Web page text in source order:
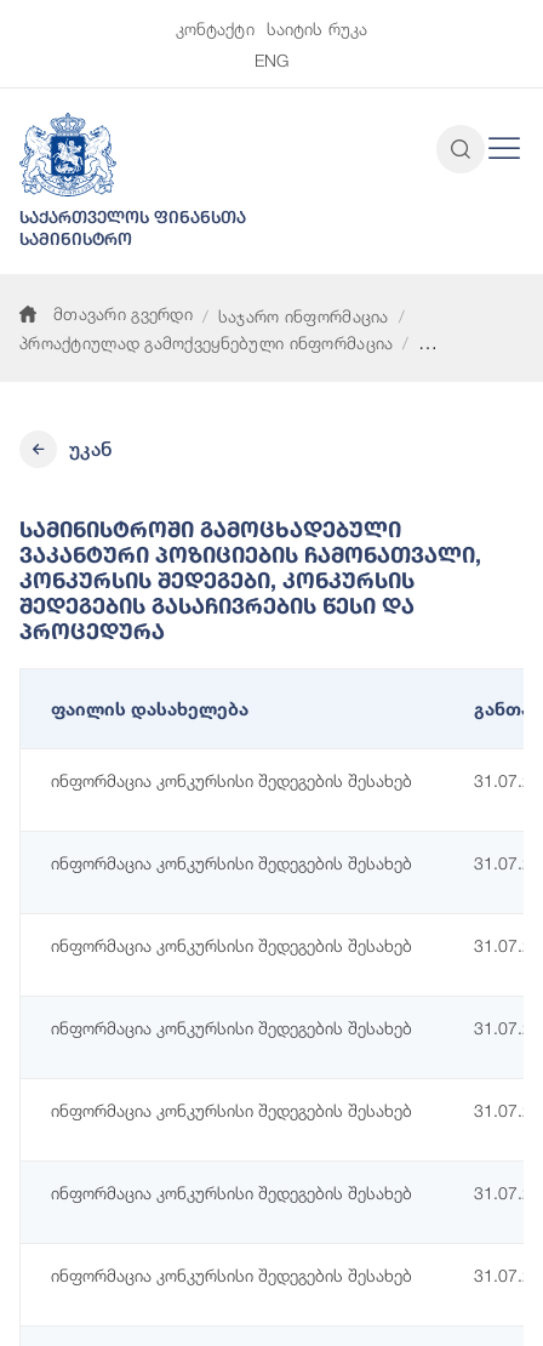
კონტაქტი
საიტის რუკა
ENG
საქართველოს ფინანსთა
სამინისტრო
მთავარი გვერდი
საჯარო ინფორმაცია
პროაქტიულად გამოქვეყნებული ინფორმაცია
უკან
Სამინისტროში Გამოცხადებული
Ვაკანტური Პოზიციების Ჩამონათვალი,
Კონკურსის Შედეგები, Კონკურსის
Შედეგების Გასაჩივრების Წესი Და
Პროცედურა
ფაილის დასახელება
ინფორმაცია კონკურსისი შედეგების შესახებ
ინფორმაცია კონკურსისი შედეგების შესახებ
ინფორმაცია კონკურსისი შედეგების შესახებ
ინფორმაცია კონკურსისი შედეგების შესახებ
ინფორმაცია კონკურსისი შედეგების შესახებ
ინფორმაცია კონკურსისი შედეგების შესახებ
ინფორმაცია კონკურსისი შედეგების შესახებ